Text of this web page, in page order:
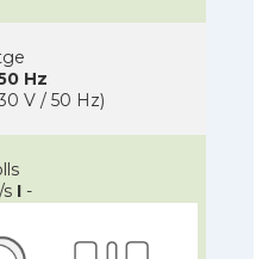
Hz
V / 50 Hz)
I-